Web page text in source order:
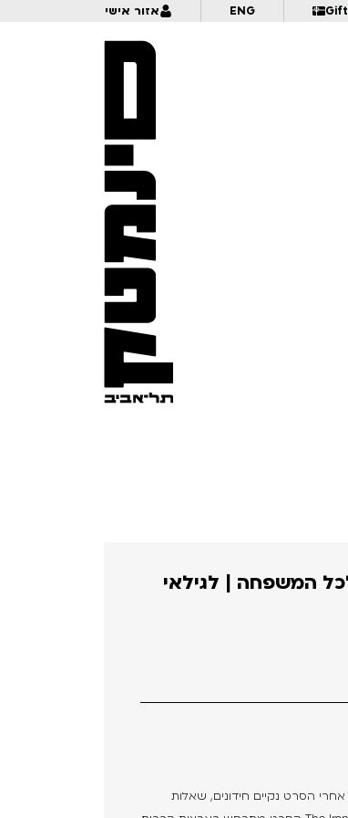
ENG אזור אישי
המשפחה | לגילאי
אחרי הסרט נקיים חידונים, שאלות